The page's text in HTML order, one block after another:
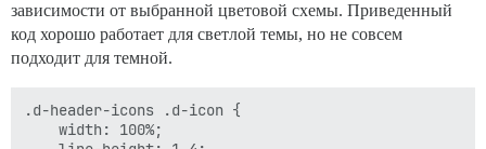
зависимости от выбранной цветовой схемы. Приведенный
код хорошо работает для светлой темы, но не совсем
подходит для темной.
.d-header-icons .d-icon {